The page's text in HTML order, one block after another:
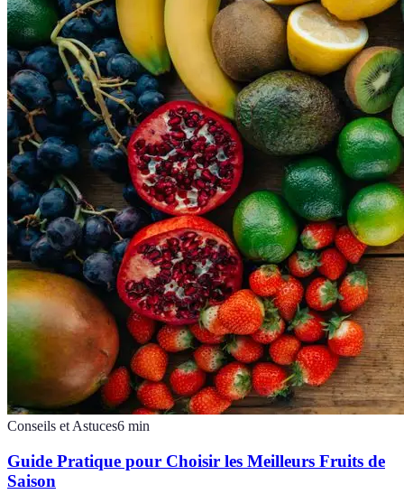
Conseils et Astuces6 min
Guide Pratique pour Choisir les Meilleurs Fruits de
Saison